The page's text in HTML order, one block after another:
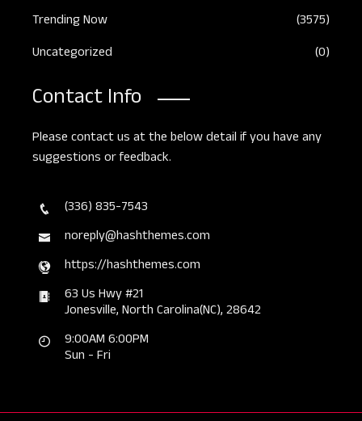
Trending Now
(3575)
Uncategorized
(0)
Contact Info
Please contact us at the below detail if you have any
suggestions or feedback.
(336) 835-7543
noreply@hashthemes.com
https://hashthemes.com
63 Us Hwy #21
Jonesville, North Carolina(NC), 28642
9:00AM 6:00PM
Sun - Fri